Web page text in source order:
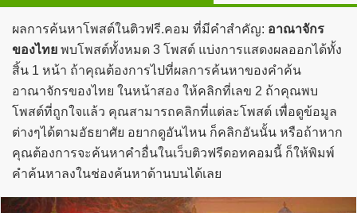
ผลการค้นหาโพสต์ในติวฟรี.คอม ที่มีคำสำคัญ: อาณาจักร
ของไทย พบโพสต์ทั้งหมด 3 โพสต์ แบ่งการแสดงผลออกได้ทั้ง
สิ้น 1 หน้า ถ้าคุณต้องการไปที่ผลการค้นหาของคำค้น
อาณาจักรของไทย ในหน้าสอง ให้คลิกที่เลข 2 ถ้าคุณพบ
โพสต์ที่ถูกใจแล้ว คุณสามารถคลิกที่แต่ละโพสต์ เพื่อดูข้อมูล
ต่างๆได้ตามอัธยาศัย อยากดูอันไหน ก็คลิกอันนั้น หรือถ้าหาก
คุณต้องการจะค้นหาคำอื่นในเว็บติวฟรีดอทคอมนี้ ก็ให้พิมพ์
คำค้นหาลงในช่องค้นหาด้านบนได้เลย